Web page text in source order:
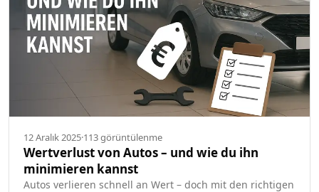
12 Aralık 2025·113görüntülenme
Wertverlust von Autos – und wie du ihn
minimieren kannst
Autos verlieren schnell an Wert – doch mit den richtigen